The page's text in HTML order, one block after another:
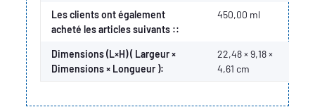
Les clients ont également
acheté les articles suivants ::
450,00 ml
Dimensions (L×H) ( Largeur ×
Dimensions × Longueur ):
22,48 × 9,18 ×
4,61 cm